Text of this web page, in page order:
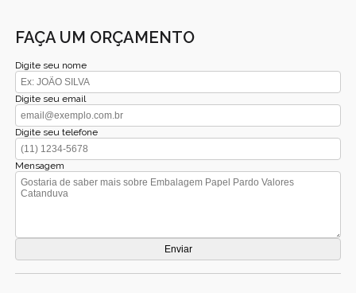
FAÇA UM ORÇAMENTO
Digite seu nome
Digite seu email
Digite seu telefone
Mensagem